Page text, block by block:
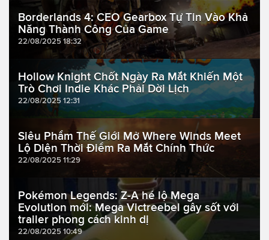
Borderlands 4: CEO Gearbox Tự Tin Vào Khả
Năng Thành Công Của Game
22/08/2025 18:32
Hollow Knight Chốt Ngày Ra Mắt Khiến Một
Trò Chơi Indie Khác Phải Dời Lịch
22/08/2025 12:31
Siêu Phẩm Thế Giới Mở Where Winds Meet
Lộ Diện Thời Điểm Ra Mắt Chính Thức
22/08/2025 11:29
Pokémon Legends: Z-A hé lộ Mega
Evolution mới: Mega Victreebel gây sốt với
trailer phong cách kinh dị
22/08/2025 10:49